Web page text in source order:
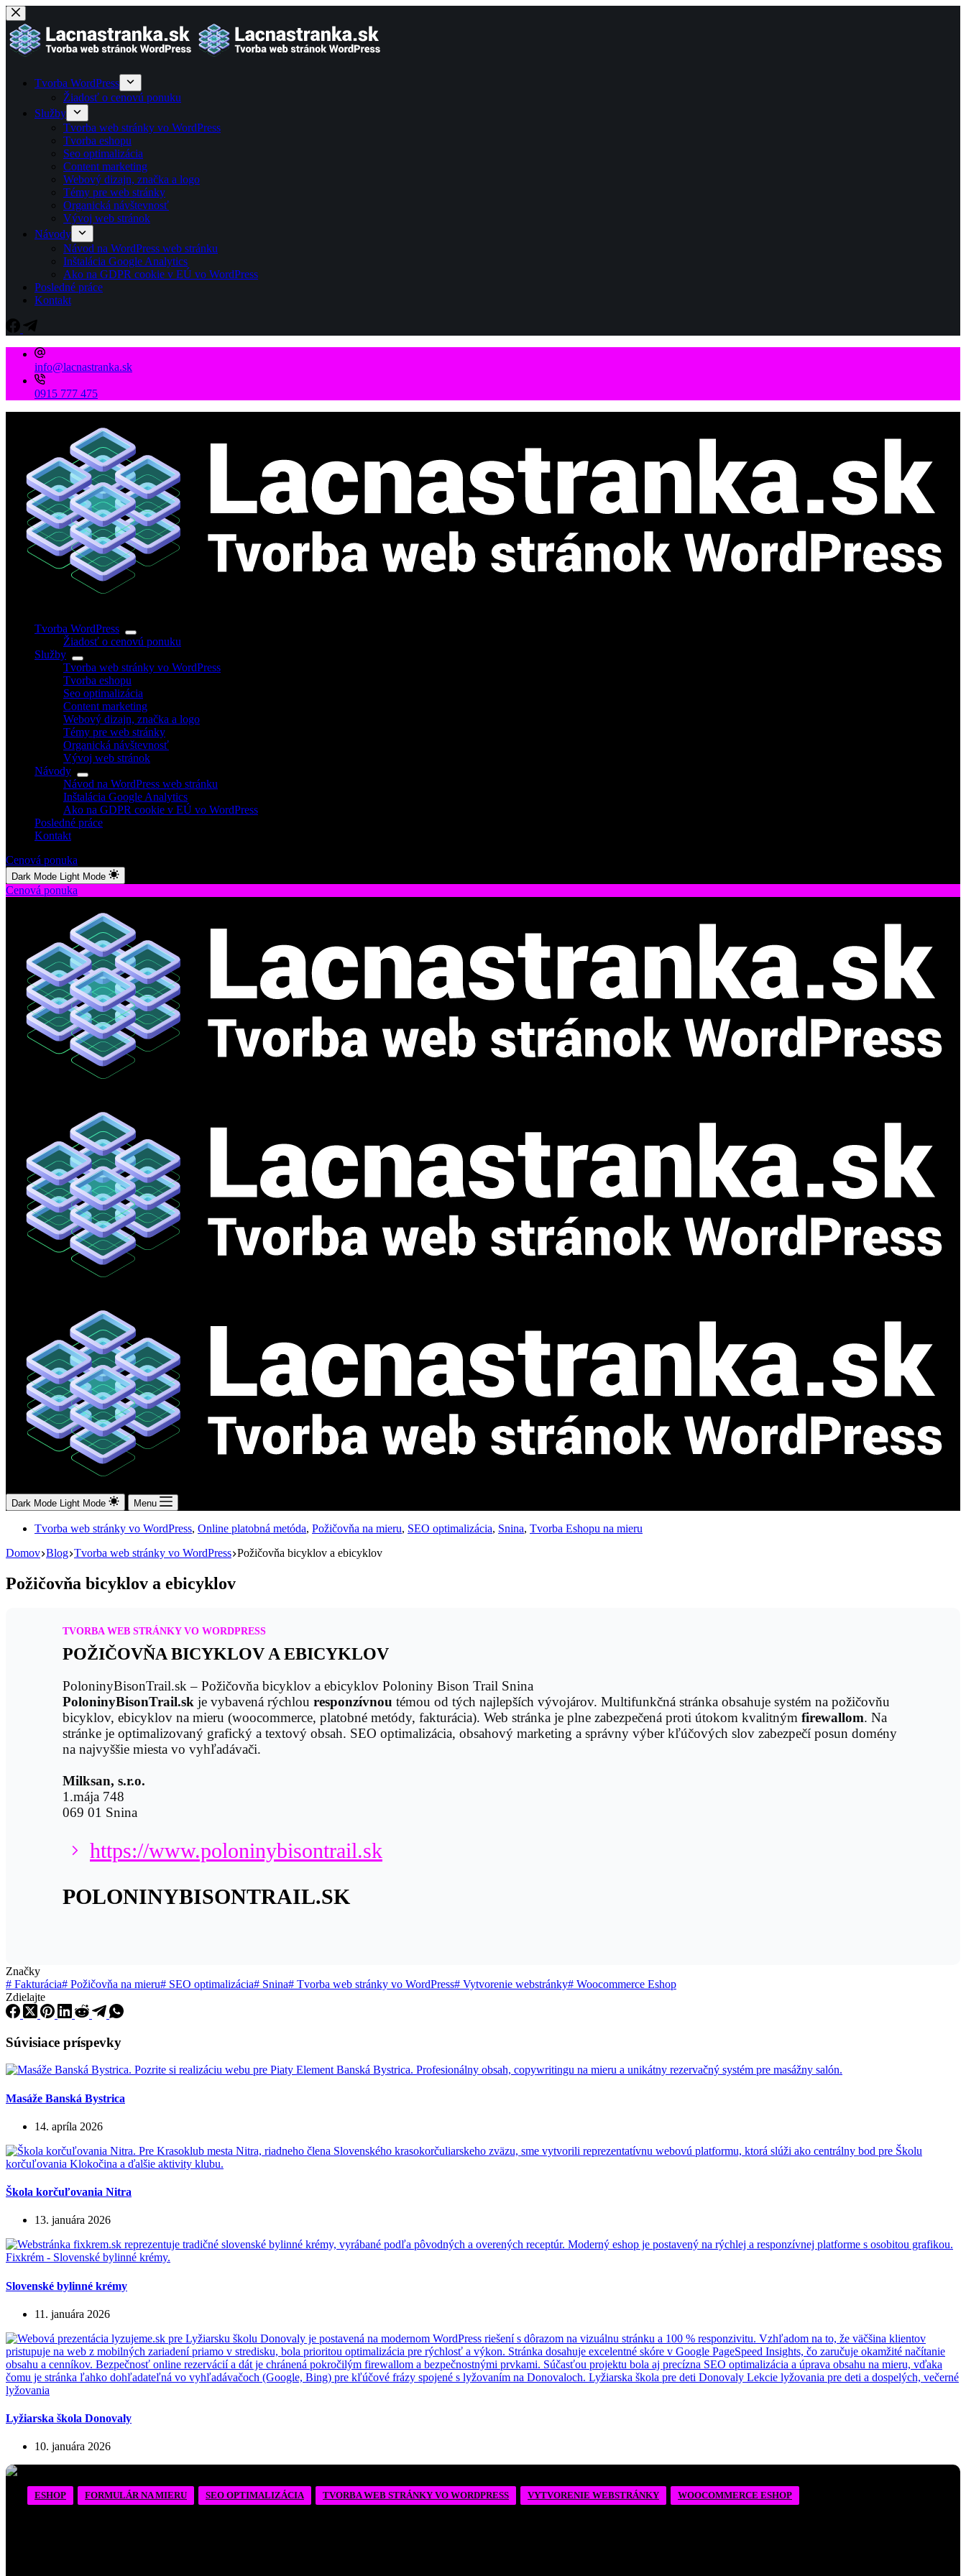
Skip
to
content
Tvorba WordPress
Žiadosť o cenovú ponuku
Služby
Tvorba web stránky vo WordPress
Tvorba eshopu
Seo optimalizácia
Content marketing
Webový dizajn, značka a logo
Témy pre web stránky
Organická návštevnosť
Vývoj web stránok
Návody
Návod na WordPress web stránku
Inštalácia Google Analytics
Ako na GDPR cookie v EÚ vo WordPress
Posledné práce
Kontakt
info@lacnastranka.sk
0915 777 475
Tvorba WordPress
Žiadosť o cenovú ponuku
Služby
Tvorba web stránky vo WordPress
Tvorba eshopu
Seo optimalizácia
Content marketing
Webový dizajn, značka a logo
Témy pre web stránky
Organická návštevnosť
Vývoj web stránok
Návody
Návod na WordPress web stránku
Inštalácia Google Analytics
Ako na GDPR cookie v EÚ vo WordPress
Posledné práce
Kontakt
Cenová ponuka
Dark Mode Light Mode
Cenová ponuka
Dark Mode Light Mode Menu
Tvorba web stránky vo WordPress, Online platobná metóda, Požičovňa na mieru, SEO optimalizácia, Snina, Tvorba Eshopu na mieru
Domov Blog Tvorba web stránky vo WordPress Požičovňa bicyklov a ebicyklov
Požičovňa bicyklov a ebicyklov
TVORBA WEB STRÁNKY VO WORDPRESS
POŽIČOVŇA BICYKLOV A EBICYKLOV
PoloninyBisonTrail.sk – Požičovňa bicyklov a ebicyklov Poloniny Bison Trail Snina
PoloninyBisonTrail.sk je vybavená rýchlou responzívnou témou od tých najlepších vývojárov. Multifunkčná stránka obsahuje systém na požičovňu
bicyklov, ebicyklov na mieru (woocommerce, platobné metódy, fakturácia). Web stránka je plne zabezpečená proti útokom kvalitným firewallom. Na
stránke je optimalizovaný grafický a textový obsah. SEO optimalizácia, obsahový marketing a správny výber kľúčových slov zabezpečí posun domény
na najvyššie miesta vo vyhľadávači.
Milksan, s.r.o.
1.mája 748
069 01 Snina
https://www.poloninybisontrail.sk
POLONINYBISONTRAIL.SK
Značky
# Fakturácia# Požičovňa na mieru# SEO optimalizácia# Snina# Tvorba web stránky vo WordPress# Vytvorenie webstránky# Woocommerce Eshop
Zdielajte
Súvisiace príspevky
Masáže Banská Bystrica
14. apríla 2026
Škola korčuľovania Nitra
13. januára 2026
Slovenské bylinné krémy
11. januára 2026
Lyžiarska škola Donovaly
10. januára 2026
ESHOP FORMULÁR NA MIERU SEO OPTIMALIZÁCIA TVORBA WEB STRÁNKY VO WORDPRESS VYTVORENIE WEBSTRÁNKY WOOCOMMERCE ESHOP